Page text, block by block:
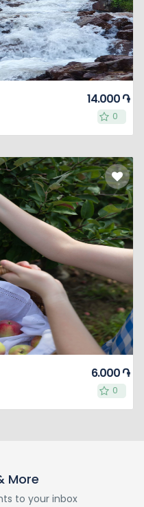
0
0
14.000 ֏
0
0
6.000 ֏
More
to your inbox